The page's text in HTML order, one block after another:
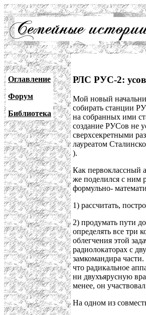
Оглавление
Форум
Библиотека
РЛС РУС-2:
Мой новый
собирать станции
на собранных ими
создание РУСов не
сверхсекретными
лауреатом
).
Как первоклассный
же поделился с ним
формульно-
1) рассчитать,
2) продумать пути
определять все три
облегчения этой
радиолокаторах с
замкомандира
что радикальное
ни двухъярусную
менее, он
На одном из